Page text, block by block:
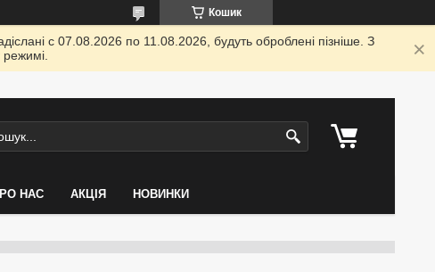
Кошик
с 07.08.2026 по 11.08.2026, будуть оброблені пізніше. З
НАС АКЦІЯ НОВИНКИ